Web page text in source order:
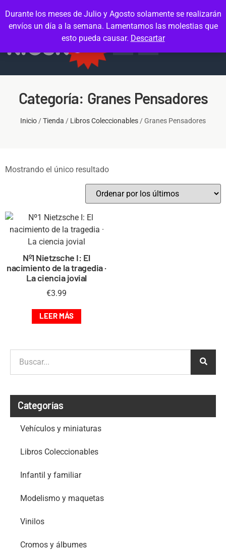
Durante los meses de Julio y Agosto solamente se realizarán
envíos un día a la semana. Lamentamos las molestias que
esto pueda causar. Descartar
Categoría: Granes Pensadores
Inicio /Tienda / Libros Coleccionables / Granes Pensadores
Mostrando el único resultado
Nº1 Nietzsche I: El
nacimiento de la tragedia ·
La ciencia jovial
€3.99
LEER MÁS
Categorías
Vehículos y miniaturas
Libros Coleccionables
Infantil y familiar
Modelismo y maquetas
Vinilos
Cromos y álbumes